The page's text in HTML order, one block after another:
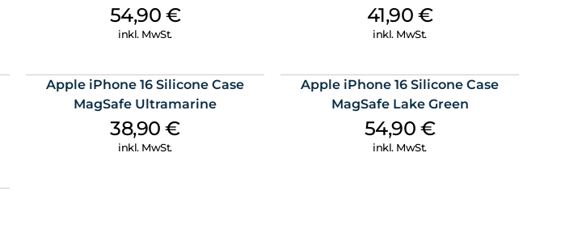
54,90 €
inkl. MwSt.
41,90 €
inkl. MwSt.
Apple iPhone 16 Silicone Case
MagSafe Ultramarine
38,90€
inkl. MwSt.
Apple iPhone 16 Silicone Case
MagSafe Lake Green
54,90 €
inkl. MwSt.